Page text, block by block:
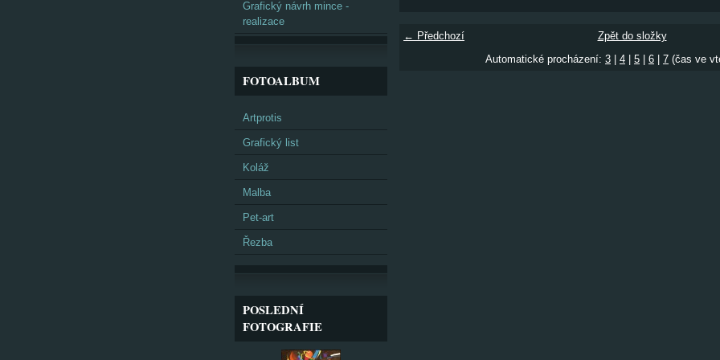
← Předchozí
Zpět do složky
Automatické procházení: 3 4 5 6 7 (čas ve
Grafický návrh mince -
realizace
FOTOALBUM
Artprotis
Grafický list
Koláž
Malba
Pet-art
Řezba
POSLEDNÍ
FOTOGRAFIE